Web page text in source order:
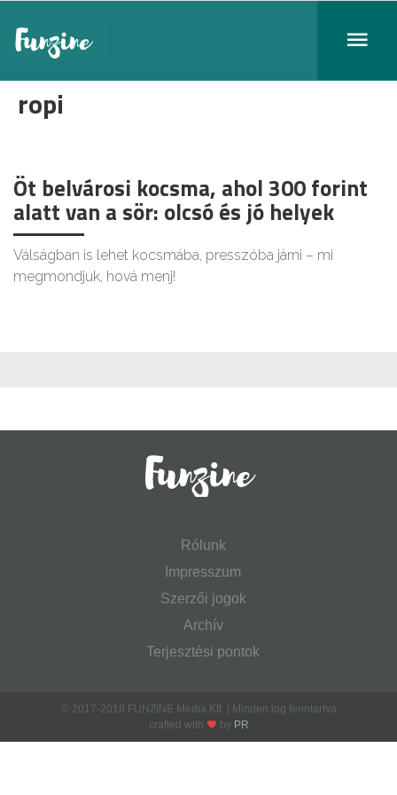
ropi
Öt belvárosi kocsma, ahol 300 forint
alatt van a sör: olcsó és jó helyek
Válságban is lehet kocsmába, presszóba járni – mi
megmondjuk, hová menj!
Rólunk
Impresszum
Szerzői jogok
Archív
Terjesztési pontok
© 2017-2018 FUNZINE Média Kft. | Minden jog fenntartva
crafted with
by PR